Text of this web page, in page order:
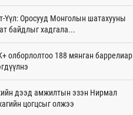
сард Сүхбаатар боомтоор
тонн Аи-92 автобензин импортолжээ
Н.Амарзаяа: 32 хуудастай
дэвтэр долоо хоногт л дүүрдэг
08-06
Үүл: Оросууд Монголын шатахууны
байдлыг хадгала...
олборлолтоо 188 мянган баррелиар
дээд амжилтын эзэн Нирмал
цогцсыг олжээ